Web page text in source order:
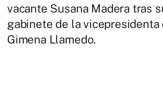
vacante Susana Madera tras
gabinete de la vicepresidenta
Gimena Llamedo.